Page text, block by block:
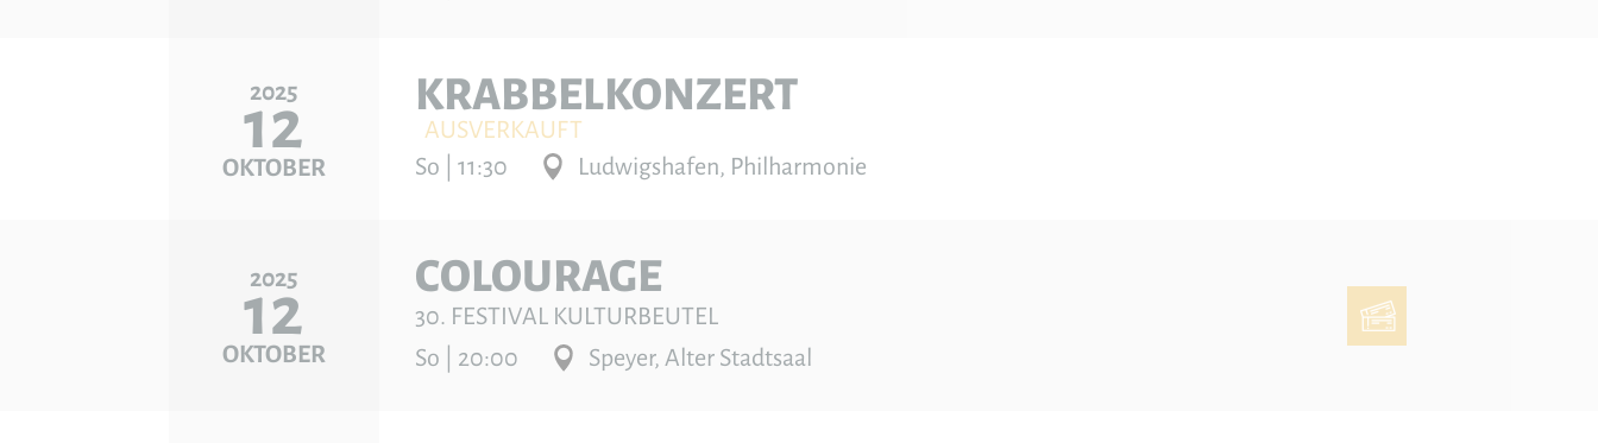
12
OKTOBER
2025 KRABBELKONZERT
AUSVERKAUFT
So | 11:30
Ludwigshafen, Philharmonie
12
OKTOBER
2025 COLOURAGE
30. FESTIVAL KULTURBEUTEL
So | 20:00
Speyer, Alter Stadtsaal